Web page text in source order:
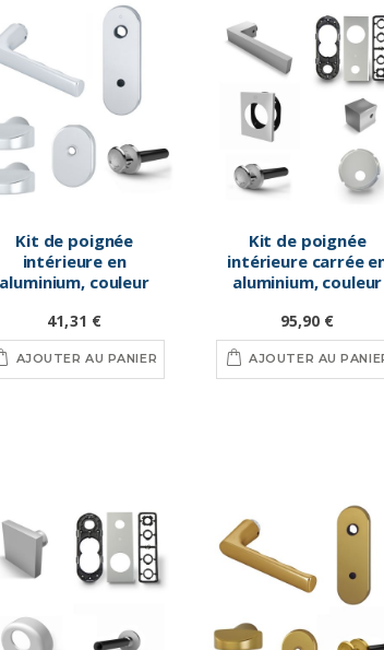
Kit de poignée
intérieure en
aluminium, couleur
41,31 €
AJOUTER AU PANIER
Kit de poignée
intérieure carrée
aluminium, couleur
95,90 €
AJOUTER AU